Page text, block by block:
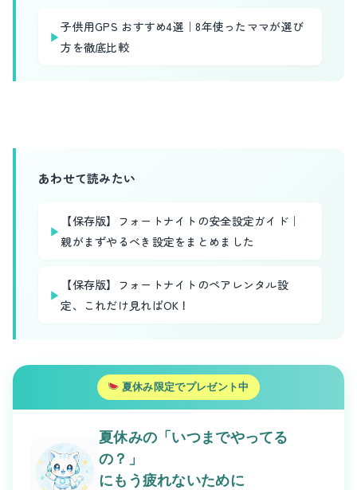
▶
子供用GPS おすすめ4選｜8年使ったママが選び
方を徹底比較
あわせて読みたい
▶
【保存版】フォートナイトの安全設定ガイド｜
親がまずやるべき設定をまとめました
▶
【保存版】フォートナイトのペアレンタル設
定、これだけ見ればOK！
夏休み限定でプレゼント中
夏休みの「いつまでやってる
の？」
にもう疲れないために